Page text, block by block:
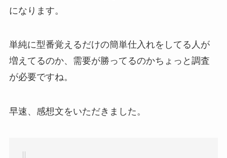
になります。
単純に型番覚えるだけの簡単仕入れをしてる人が
増えてるのか、需要が勝ってるのかちょっと調査
が必要ですね。
早速、感想文をいただきました。